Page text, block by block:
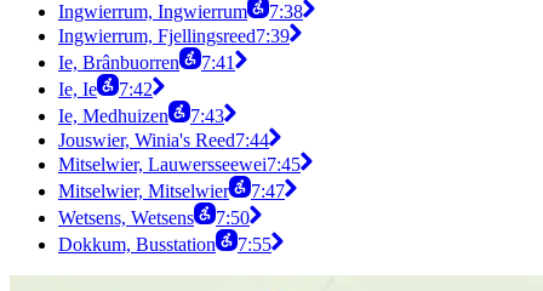
Ingwierrum, Ingwierrum
7:38
Ingwierrum, Fjellingsreed7:39
Ie, Brânbuorren
7:41
Ie, Ie
7:42
Ie, Medhuizen
7:43
Jouswier, Winia's Reed7:44
Mitselwier, Lauwersseewei7:45
Mitselwier, Mitselwier
7:47
Wetsens, Wetsens
7:50
Dokkum, Busstation
7:55